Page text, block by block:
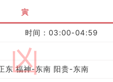
寅
凶
时间：03:00-04:59
东 福神-东南 阳贵-东南